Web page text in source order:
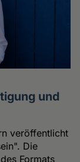
und
veröffentlicht
Die
Formats